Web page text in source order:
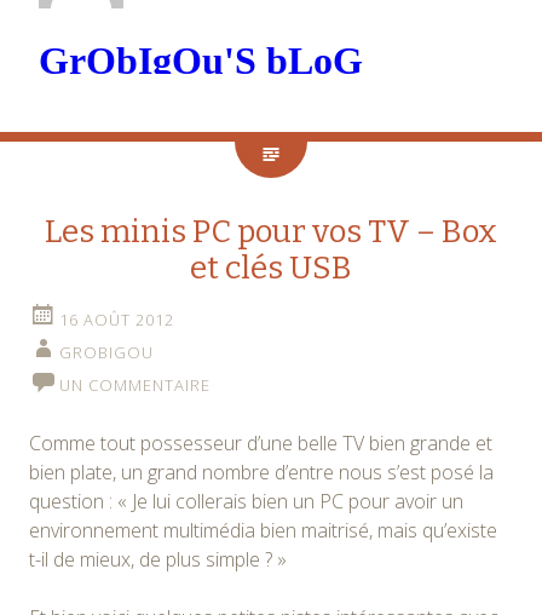
Les minis PC pour vos TV – Box
et clés USB
16 AOÛT 2012
GROBIGOU
UN COMMENTAIRE
Comme tout possesseur d’une belle TV bien grande et
bien plate, un grand nombre d’entre nous s’est posé la
question : « Je lui collerais bien un PC pour avoir un
environnement multimédia bien maitrisé, mais qu’existe
t-il de mieux, de plus simple ? »